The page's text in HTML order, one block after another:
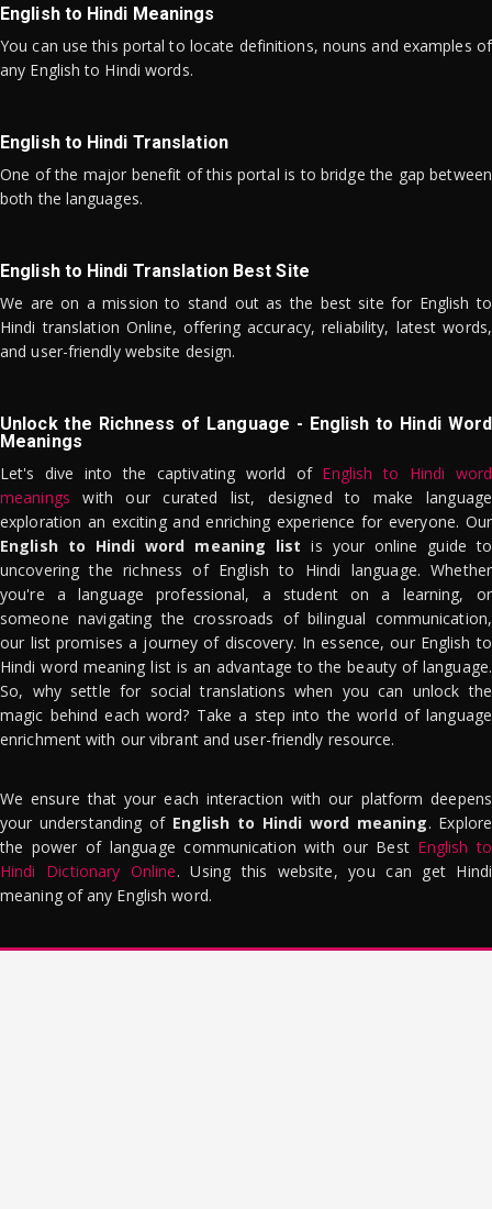
English to Hindi Meanings
You can use this portal to locate definitions, nouns and examples of
any English to Hindi words.
English to Hindi Translation
One of the major benefit of this portal is to bridge the gap between
both the languages.
English to Hindi Translation Best Site
We are on a mission to stand out as the best site for English to
Hindi translation Online, offering accuracy, reliability, latest words,
and user-friendly website design.
Unlock the Richness of Language - English to Hindi Word
Meanings
Let's dive into the captivating world of English to Hindi word
meanings with our curated list, designed to make language
exploration an exciting and enriching experience for everyone. Our
English to Hindi word meaning list is your online guide to
uncovering the richness of English to Hindi language. Whether
you're a language professional, a student on a learning, or
someone navigating the crossroads of bilingual communication,
our list promises a journey of discovery. In essence, our English to
Hindi word meaning list is an advantage to the beauty of language.
So, why settle for social translations when you can unlock the
magic behind each word? Take a step into the world of language
enrichment with our vibrant and user-friendly resource.
We ensure that your each interaction with our platform deepens
your understanding of English to Hindi word meaning. Explore
the power of language communication with our Best English to
Hindi Dictionary Online. Using this website, you can get Hindi
meaning of any English word.